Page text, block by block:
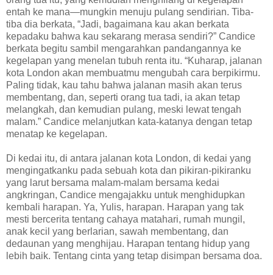
entah ke mana—mungkin menuju pulang sendirian. Tiba-
tiba dia berkata, “Jadi, bagaimana kau akan berkata
kepadaku bahwa kau sekarang merasa sendiri?” Candice
berkata begitu sambil mengarahkan pandangannya ke
kegelapan yang menelan tubuh renta itu. “Kuharap, jalanan
kota London akan membuatmu mengubah cara berpikirmu.
Paling tidak, kau tahu bahwa jalanan masih akan terus
membentang, dan, seperti orang tua tadi, ia akan tetap
melangkah, dan kemudian pulang, meski lewat tengah
malam.” Candice melanjutkan kata-katanya dengan tetap
menatap ke kegelapan.
Di kedai itu, di antara jalanan kota London, di kedai yang
mengingatkanku pada sebuah kota dan pikiran-pikiranku
yang larut bersama malam-malam bersama kedai
angkringan, Candice mengajakku untuk menghidupkan
kembali harapan. Ya, Yulis, harapan. Harapan yang tak
mesti bercerita tentang cahaya matahari, rumah mungil,
anak kecil yang berlarian, sawah membentang, dan
dedaunan yang menghijau. Harapan tentang hidup yang
lebih baik. Tentang cinta yang tetap disimpan bersama doa.